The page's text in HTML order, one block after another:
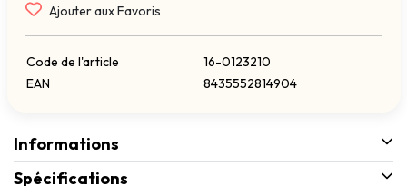
Ajouter aux Favoris
Code de l'article
16-0123210
EAN
8435552814904
Informations
Spécifications